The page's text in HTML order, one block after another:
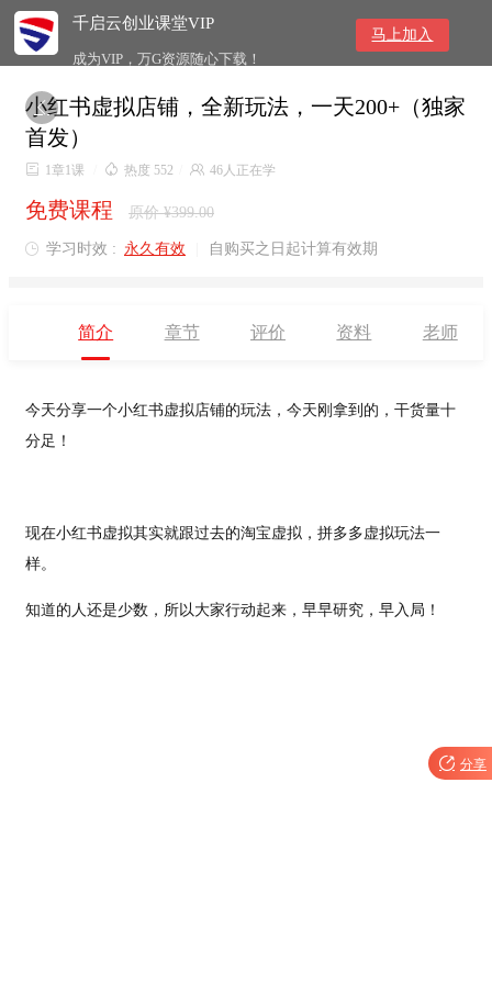
千启云创业课堂VIP
成为VIP，万G资源随心下载！
马上加入

小红书虚拟店铺，全新玩法，一天200+（独家
首发）
 1章1课  热度 552  46人正在学
免费课程 原价 ¥399.00
 学习时效 : 永久有效 自购买之日起计算有效期
简介 章节 评价 资料 老师
今天分享一个小红书虚拟店铺的玩法，今天刚拿到的，干货量十
分足！
现在小红书虚拟其实就跟过去的淘宝虚拟，拼多多虚拟玩法一
样。
知道的人还是少数，所以大家行动起来，早早研究，早入局！
 分享